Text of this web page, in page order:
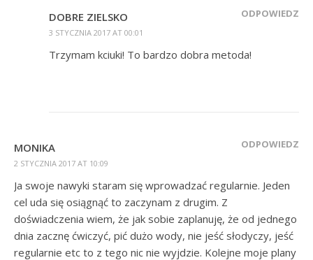
DOBRE ZIELSKO
3 STYCZNIA 2017 AT 00:01
ODPOWIEDZ
Trzymam kciuki! To bardzo dobra metoda!
MONIKA
2 STYCZNIA 2017 AT 10:09
ODPOWIEDZ
Ja swoje nawyki staram się wprowadzać regularnie. Jeden
cel uda się osiągnąć to zaczynam z drugim. Z
doświadczenia wiem, że jak sobie zaplanuję, że od jednego
dnia zacznę ćwiczyć, pić dużo wody, nie jeść słodyczy, jeść
regularnie etc to z tego nic nie wyjdzie. Kolejne moje plany